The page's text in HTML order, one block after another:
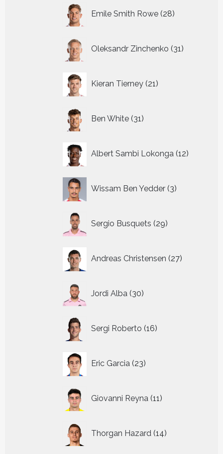
Emile Smith Rowe 28
producten
Oleksandr Zinchenko 31
producten
Kieran Tierney 21
producten
Ben White 31
producten
Albert Sambi Lokonga 12
Wissam Ben Yedder 3
producten
Sergio Busquets 29
producten
Andreas Christensen 27
producten
Jordi Alba 30
producten
Sergi Roberto 16
producten
Eric Garcia 23
producten
Giovanni Reyna 11
producten
Thorgan Hazard 14
producten